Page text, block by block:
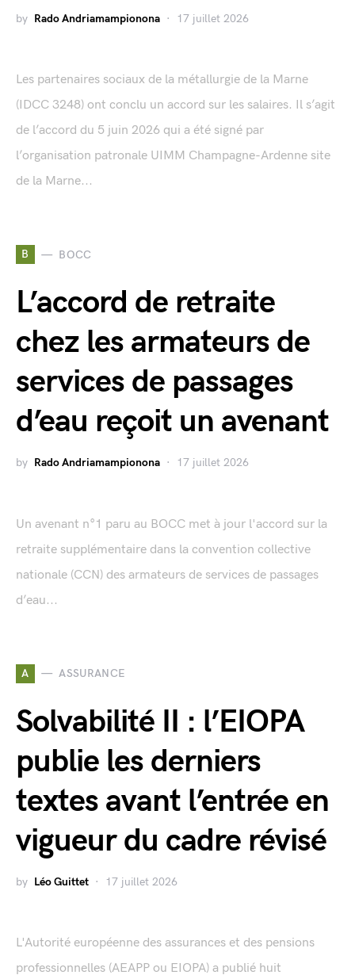
by Rado Andriamampionona 17 juillet 2026
Les partenaires sociaux de la métallurgie de la Marne
(IDCC 3248) ont conclu un accord sur les salaires. Il s’agit
de l’accord du 5 juin 2026 qui a été signé par
l’organisation patronale UIMM Champagne-Ardenne site
de la Marne...
B BOCC
L’accord de retraite
chez les armateurs de
services de passages
d’eau reçoit un avenant
by Rado Andriamampionona 17 juillet 2026
Un avenant n°1 paru au BOCC met à jour l'accord sur la
retraite supplémentaire dans la convention collective
nationale (CCN) des armateurs de services de passages
d’eau...
A ASSURANCE
Solvabilité II : l’EIOPA
publie les derniers
textes avant l’entrée en
vigueur du cadre révisé
by Léo Guittet 17 juillet 2026
L'Autorité européenne des assurances et des pensions
professionnelles (AEAPP ou EIOPA) a publié huit